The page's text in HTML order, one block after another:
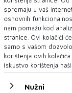
spremaju u vaš
osnovnih
nam pomažu kod
stranice. Ovi kolačići
samo s vašom
korištenja ovih
iskustvo korištenja
Nužni